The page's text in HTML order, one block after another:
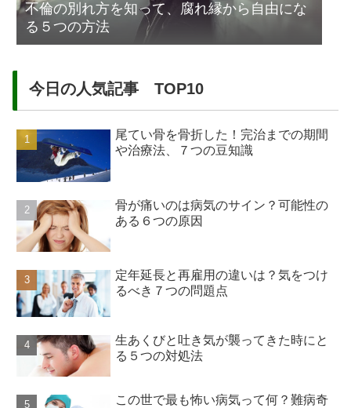
不倫の別れ方を知って、腐れ縁から自由にな
る５つの方法
今日の人気記事 TOP10
尾てい骨を骨折した！完治までの期間
や治療法、７つの豆知識
骨が痛いのは病気のサイン？可能性の
ある６つの原因
定年延長と再雇用の違いは？気をつけ
るべき７つの問題点
生あくびと吐き気が襲ってきた時にと
る５つの対処法
この世で最も怖い病気って何？難病奇